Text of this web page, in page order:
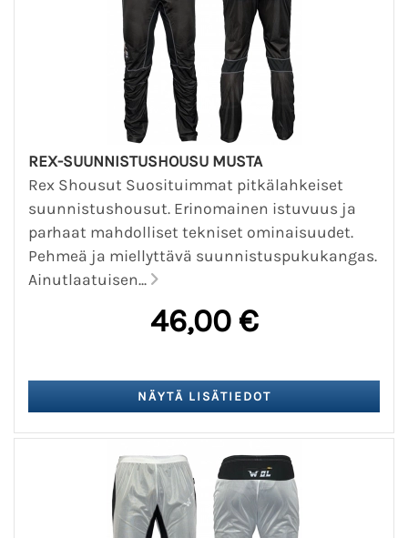
REX-SUUNNISTUSHOUSU MUSTA
Rex Shousut Suosituimmat pitkälahkeiset
suunnistushousut. Erinomainen istuvuus ja
parhaat mahdolliset tekniset ominaisuudet.
Pehmeä ja miellyttävä suunnistuspukukangas.
Ainutlaatuisen...
46,00 €